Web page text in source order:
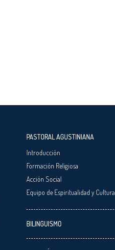
PASTORAL AGUSTINIANA
Introducción
Formación Religiosa
Acción Social
Equipo de Espiritualidad y Cultura
BILINGUISMO